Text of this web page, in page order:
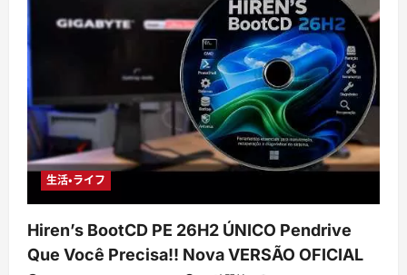
生活・ライフ
Hiren’s BootCD PE 26H2 ÚNICO Pendrive
Que Você Precisa!! Nova VERSÃO OFICIAL